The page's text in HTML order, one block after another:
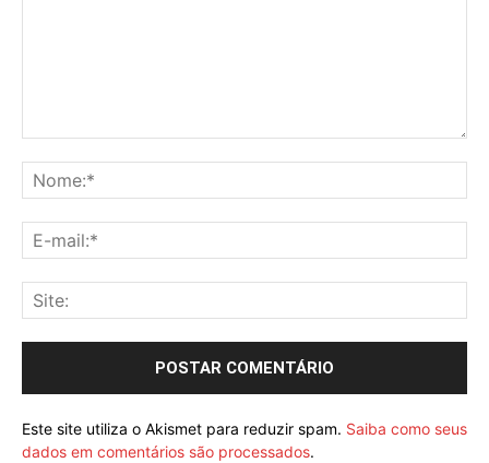
Este site utiliza o Akismet para reduzir spam. Saiba como seus
dados em comentários são processados.